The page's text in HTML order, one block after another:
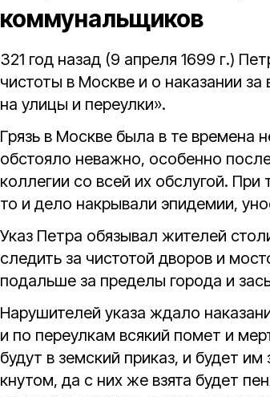
коммунальщиков
321 год назад (9 апреля 1699 г.)
чистоты в Москве и о наказании
на улицы и переулки».
Грязь в Москве была в те времена
обстояло неважно, особенно
коллегии со всей их обслугой. При
то и дело накрывали эпидемии,
Указ Петра обязывал жителей
следить за чистотой дворов и
подальше за пределы города и
Нарушителей указа ждало
и по переулкам всякий помет и
будут в земский приказ, и будет
кнутом, да с них же взята будет